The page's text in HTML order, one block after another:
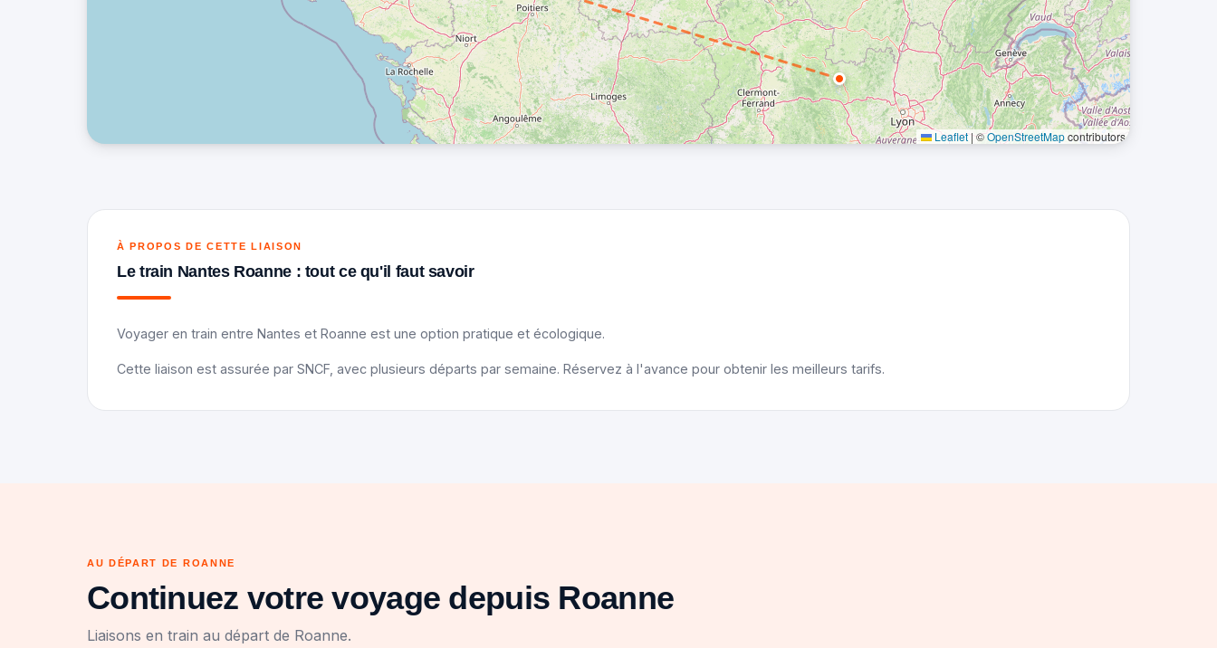
Leaflet | ©OpenStreetMapcontributors
À PROPOS DE CETTE LIAISON
Le train Nantes Roanne : tout ce qu'il faut savoir
Voyager en train entre Nantes et Roanne est une option pratique et écologique.
Cette liaison est assurée par SNCF, avec plusieurs départs par semaine. Réservez à l'avance pour obtenir les meilleurs tarifs.
AU DÉPART DE ROANNE
Continuez votre voyage depuis Roanne
Liaisons en train au départ de Roanne.